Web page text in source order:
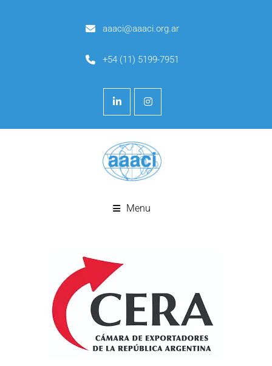
aaaci@aaaci.org.ar
+54 (11) 5199-7951
Menu